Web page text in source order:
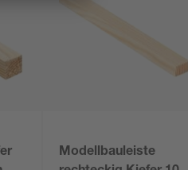
Modellbauleiste